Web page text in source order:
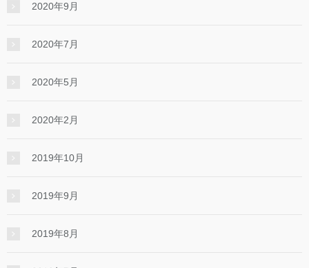
2020年9月
2020年7月
2020年5月
2020年2月
2019年10月
2019年9月
2019年8月